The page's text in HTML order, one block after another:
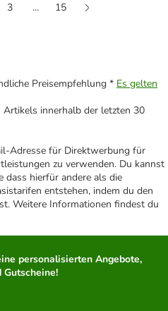
3 ...
15
Preisempfehlung * Es gelten
innerhalb der letzten 30
Adresse für Direktwerbung für
zu verwenden. Du kannst
dass hierfür andere als die
entstehen, indem du den
Weitere Informationen findest du
personalisierten Angebote,
Gutscheine!